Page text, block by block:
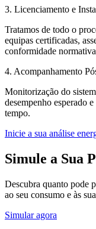
3. Licenciamento e
Tratamos de todo o
equipas certificadas,
conformidade
4. Acompanhamento
Monitorização do
desempenho esperado
tempo.
Inicie a sua análise
Simule a Sua
Descubra quanto pode
ao seu consumo e às
Simular agora